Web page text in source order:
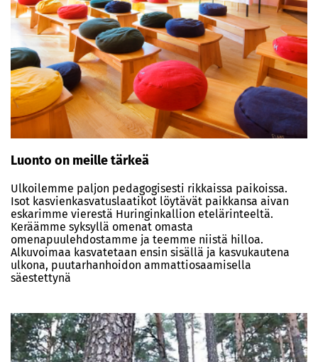
Luonto on meille tärkeä
Ulkoilemme paljon pedagogisesti rikkaissa paikoissa.
Isot kasvienkasvatuslaatikot löytävät paikkansa aivan
eskarimme vierestä Huringinkallion etelärinteeltä.
Keräämme syksyllä omenat omasta
omenapuulehdostamme ja teemme niistä hilloa.
Alkuvoimaa kasvatetaan ensin sisällä ja kasvukautena
ulkona, puutarhanhoidon ammattiosaamisella
säestettynä